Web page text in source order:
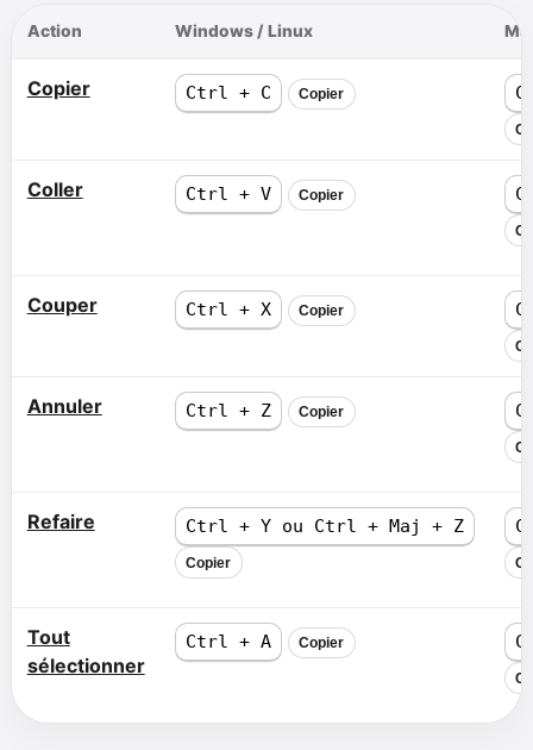
Action Windows / Linux
Copier Ctrl + C Copier
Coller Ctrl + V Copier
Couper Ctrl + X Copier
Annuler Ctrl + Z Copier
Refaire Ctrl + Y ou Ctrl + Maj + Z
Copier
Tout
sélectionner
Ctrl + A Copier